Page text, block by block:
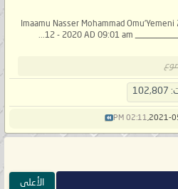
Imaamu Nasser Mohammad
12 - 2020 AD 09:01 am
02:11 PM
الأعلى